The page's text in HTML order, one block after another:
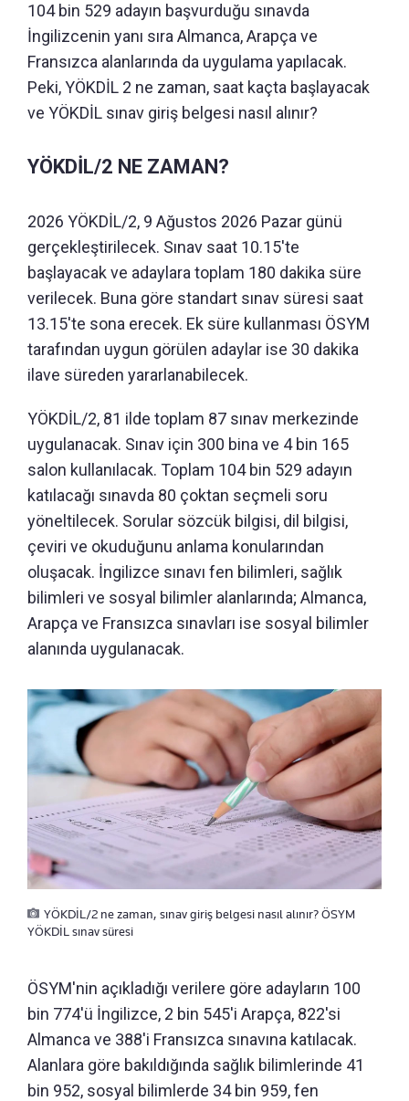
104 bin 529 adayın başvurduğu sınavda
İngilizcenin yanı sıra Almanca, Arapça ve
Fransızca alanlarında da uygulama yapılacak.
Peki, YÖKDİL 2 ne zaman, saat kaçta başlayacak
ve YÖKDİL sınav giriş belgesi nasıl alınır?
YÖKDİL/2 NE ZAMAN?
2026 YÖKDİL/2, 9 Ağustos 2026 Pazar günü
gerçekleştirilecek. Sınav saat 10.15'te
başlayacak ve adaylara toplam 180 dakika süre
verilecek. Buna göre standart sınav süresi saat
13.15'te sona erecek. Ek süre kullanması ÖSYM
tarafından uygun görülen adaylar ise 30 dakika
ilave süreden yararlanabilecek.
YÖKDİL/2, 81 ilde toplam 87 sınav merkezinde
uygulanacak. Sınav için 300 bina ve 4 bin 165
salon kullanılacak. Toplam 104 bin 529 adayın
katılacağı sınavda 80 çoktan seçmeli soru
yöneltilecek. Sorular sözcük bilgisi, dil bilgisi,
çeviri ve okuduğunu anlama konularından
oluşacak. İngilizce sınavı fen bilimleri, sağlık
bilimleri ve sosyal bilimler alanlarında; Almanca,
Arapça ve Fransızca sınavları ise sosyal bilimler
alanında uygulanacak.
YÖKDİL/2 ne zaman, sınav giriş belgesi nasıl alınır? ÖSYM
YÖKDİL sınav süresi
ÖSYM'nin açıkladığı verilere göre adayların 100
bin 774'ü İngilizce, 2 bin 545'i Arapça, 822'si
Almanca ve 388'i Fransızca sınavına katılacak.
Alanlara göre bakıldığında sağlık bilimlerinde 41
bin 952, sosyal bilimlerde 34 bin 959, fen